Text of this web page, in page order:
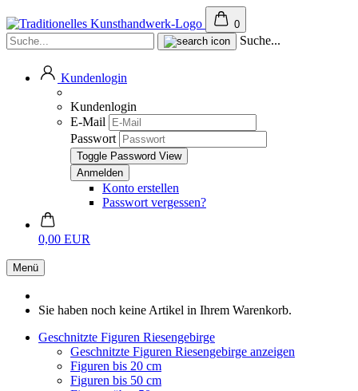
0
Suche...
Kundenlogin
Kundenlogin
E-Mail
Passwort
Toggle Password View
Konto erstellen
Passwort vergessen?
0,00 EUR
Menü
Sie haben noch keine Artikel in Ihrem Warenkorb.
Geschnitzte Figuren Riesengebirge
Geschnitzte Figuren Riesengebirge anzeigen
Figuren bis 20 cm
Figuren bis 50 cm